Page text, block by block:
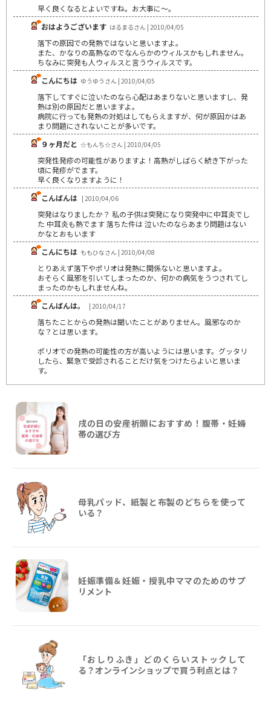
早く良くなるとよいですね。お大事に～。
おはようございます はるまるさん | 2010/04/05
落下の原因での発熱ではないと思いますよ。
また、かなりの高熱なのでなんらかのウィルスかもしれません。
ちなみに突発も人ウィルスと言うウィルスです。
こんにちは ゆうゆうさん | 2010/04/05
落下してすぐに泣いたのなら心配はあまりないと思いますし、発
熱は別の原因だと思いますよ。
病院に行っても発熱の対処はしてもらえますが、何が原因かはあ
まり問題にされないことが多いです。
９ヶ月だと ☆もんち☆さん | 2010/04/05
突発性発疹の可能性がありますよ！高熱がしばらく続き下がった
頃に発疹がでます。
早く良くなりますように！
こんばんは | 2010/04/06
突発はなりましたか？ 私の子供は突発になり突発中に中耳炎でし
た 中耳炎も熱でます 落ちた件は 泣いたのならあまり問題はない
かなとおもいます
こんにちは ももひなさん | 2010/04/08
とりあえず落下やポリオは発熱に関係ないと思いますよ。
おそらく風邪を引いてしまったのか、何かの病気をうつされてし
まったのかもしれませんね。
こんばんは。
| 2010/04/17
落ちたことからの発熱は聞いたことがありません。風邪なのか
な？とは思います。
ポリオでの発熱の可能性の方が高いようには思います。グッタリ
したら、緊急で受診されることだけ気をつけたらよいと思いま
す。
戌の日の安産祈願におすすめ！腹帯・妊婦
帯の選び方
母乳パッド、紙製と布製のどちらを使って
いる？
妊娠準備＆妊娠・授乳中ママのためのサプ
リメント
「おしりふき」どのくらいストックして
る？オンラインショップで買う利点とは？